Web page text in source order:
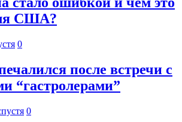
США?
0
после встречи с
“гастролерами”
0